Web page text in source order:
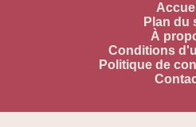
Plan du
À
Conditions
Politique de